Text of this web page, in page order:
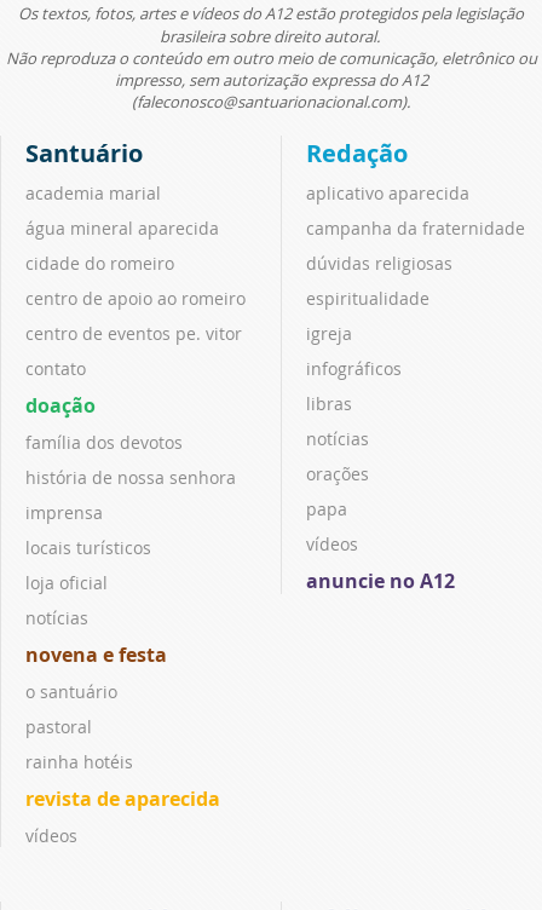
Os textos, fotos, artes e vídeos do A12 estão protegidos pela legislação
brasileira sobre direito autoral.
Não reproduza o conteúdo em outro meio de comunicação, eletrônico ou
impresso, sem autorização expressa do A12
(faleconosco@santuarionacional.com).
Santuário
academia marial
água mineral aparecida
cidade do romeiro
centro de apoio ao romeiro
centro de eventos pe. vitor
contato
doação
família dos devotos
história de nossa senhora
imprensa
locais turísticos
loja oficial
notícias
novena e festa
o santuário
pastoral
rainha hotéis
revista de aparecida
vídeos
Redação
aplicativo aparecida
campanha da fraternidade
dúvidas religiosas
espiritualidade
igreja
infográficos
libras
notícias
orações
papa
vídeos
anuncie no A12